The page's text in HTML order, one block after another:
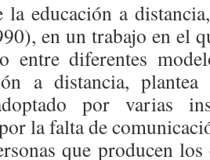
la educación a
en un trabajo en el
entre diferentes
a distancia,
por varias
la falta de
que producen